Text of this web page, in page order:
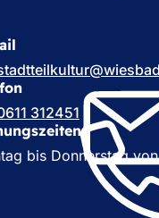
i
n
e
m
n
e
u
e
n
312451
bis Donnerstag